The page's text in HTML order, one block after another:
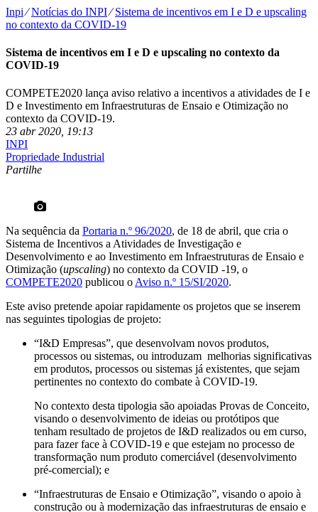
Inpi⁄Notícias do INPI⁄Sistema de incentivos em I e D e upscaling
no contexto da COVID-19
Sistema de incentivos em I e D e upscaling no contexto da
COVID-19
COMPETE2020 lança aviso relativo a incentivos a atividades de I e
D e Investimento em Infraestruturas de Ensaio e Otimização no
contexto da COVID-19.
23 abr 2020, 19:13
INPI
Propriedade Industrial
Partilhe
Na sequência da Portaria n.º 96/2020, de 18 de abril, que cria o
Sistema de Incentivos a Atividades de Investigação e
Desenvolvimento e ao Investimento em Infraestruturas de Ensaio e
Otimização (upscaling) no contexto da COVID -19, o
COMPETE2020 publicou o Aviso n.º 15/SI/2020.
Este aviso pretende apoiar rapidamente os projetos que se inserem
nas seguintes tipologias de projeto:
“I&D Empresas”, que desenvolvam novos produtos,
processos ou sistemas, ou introduzam melhorias significativas
em produtos, processos ou sistemas já existentes, que sejam
pertinentes no contexto do combate à COVID-19.
No contexto desta tipologia são apoiadas Provas de Conceito,
visando o desenvolvimento de ideias ou protótipos que
tenham resultado de projetos de I&D realizados ou em curso,
para fazer face à COVID-19 e que estejam no processo de
transformação num produto comerciável (desenvolvimento
pré-comercial); e
“Infraestruturas de Ensaio e Otimização”, visando o apoio à
construção ou à modernização das infraestruturas de ensaio e